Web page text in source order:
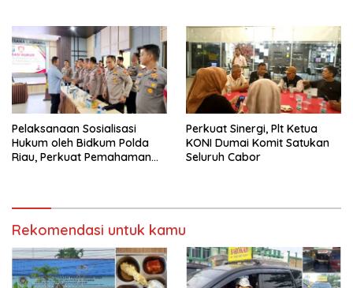
RI
Pelaksanaan Sosialisasi
Hukum oleh Bidkum Polda
Riau, Perkuat Pemahaman
Perkuat Sinergi, Plt Ketua
KONI Dumai Komit Satukan
Seluruh Cabor
Rekomendasi untuk kamu